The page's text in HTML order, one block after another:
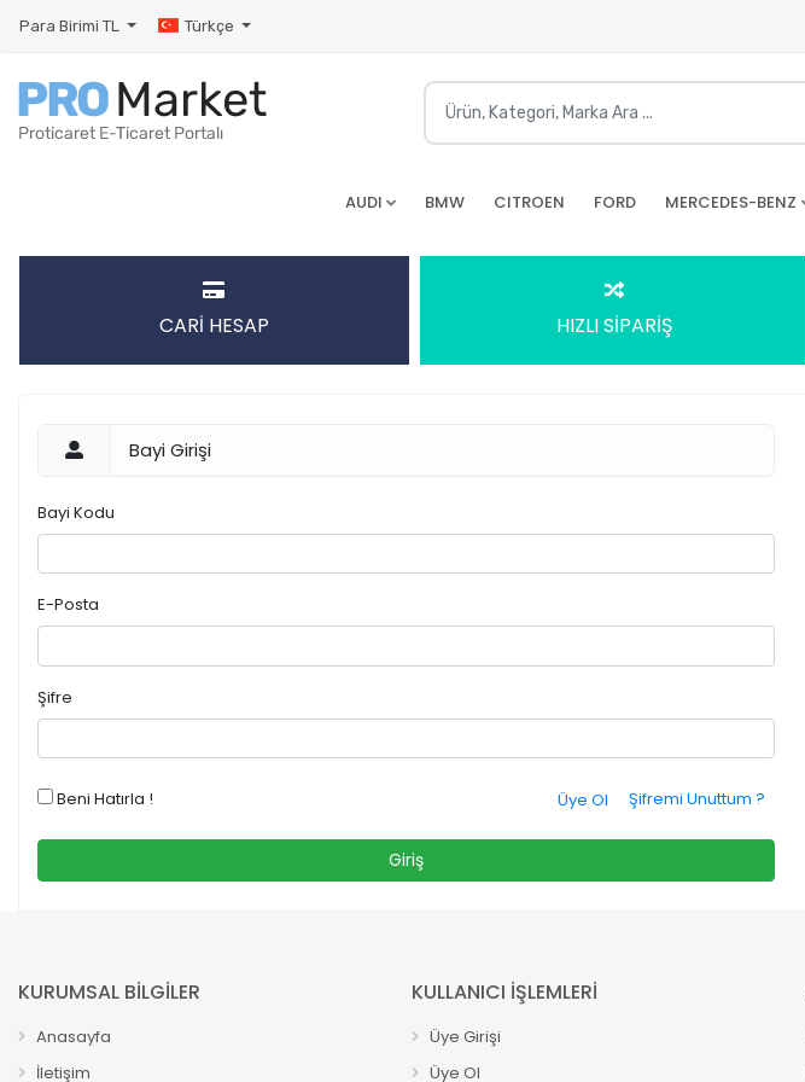
Para Birimi TL Türkçe
AUDI BMW CITROEN FORD MERCEDES-BENZ
CARİ HESAP HIZLI SİPARİŞ
Bayi Girişi
Bayi Kodu
E-Posta
Şifre
Beni Hatırla ! Şifremi Unuttum ?
Üye Ol
Giriş
KURUMSAL BİLGİLER
Anasayfa
İletişim
KULLANICI İŞLEMLERİ
Üye Girişi
Üye Ol